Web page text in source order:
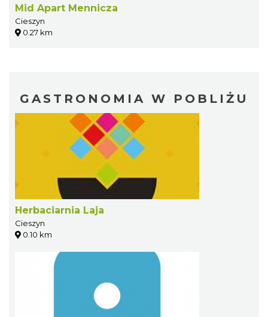
Mid Apart Mennicza
Cieszyn
0.27 km
GASTRONOMIA W POBLIŻU
Herbaciarnia Laja
Cieszyn
0.10 km